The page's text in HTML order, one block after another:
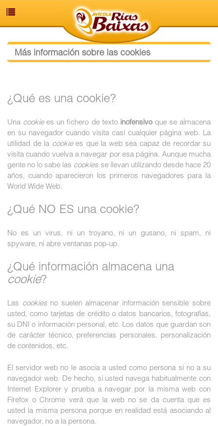
Más información sobre las cookies
¿Qué es una cookie?
Una cookiees un fichero de texto inofensivoque se almacena
en su navegador cuando visita casi cualquier página web. La
utilidad de la cookiees que la web sea capaz de recordar su
visita cuando vuelva a navegar por esa página. Aunque mucha
gente no lo sabe las cookies se llevan utilizando desde hace 20
años, cuando aparecieron los primeros navegadores para la
World Wide Web.
¿Qué NO ES una cookie?
No es un virus, ni un troyano, ni un gusano, ni spam, ni
spyware, ni abre ventanas pop-up.
¿Qué información almacena una
cookie?
Las cookiesno suelen almacenar información sensible sobre
usted, como tarjetas de crédito o datos bancarios, fotografías,
su DNI o información personal, etc. Los datos que guardan son
de carácter técnico, preferencias personales, personalización
de contenidos, etc.
El servidor web no le asocia a usted como persona si no a su
navegador web. De hecho, si usted navega habitualmente con
Internet Explorer y prueba a navegar por la misma web con
Firefox o Chrome verá que la web no se da cuenta que es
usted la misma persona porque en realidad está asociando al
navegador, no a la persona.